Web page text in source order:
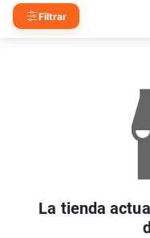
Filtrar
La tienda